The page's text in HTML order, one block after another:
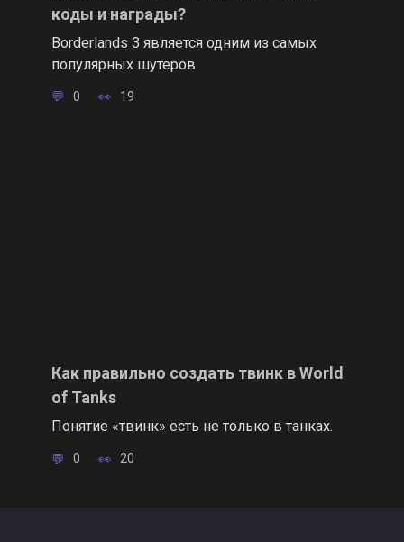
коды и награды?
Borderlands 3 является одним из самых
популярных шутеров
0 19
Как правильно создать твинк в World
of Tanks
Понятие «твинк» есть не только в танках.
0 20